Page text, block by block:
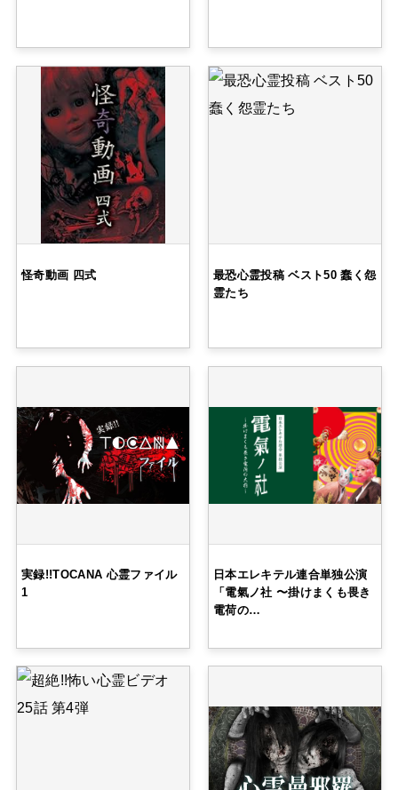
怪奇動画 四式
最恐心霊投稿 ベスト50 蠢く怨
霊たち
実録!!TOCANA 心霊ファイル
1
日本エレキテル連合単独公演
「電氣ノ社 〜掛けまくも畏き
電荷の…